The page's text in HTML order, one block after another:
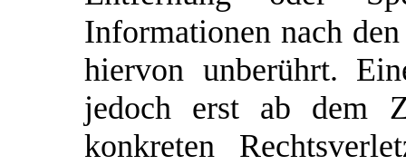
Informationen nach
hiervon unberührt.
jedoch erst ab dem
konkreten